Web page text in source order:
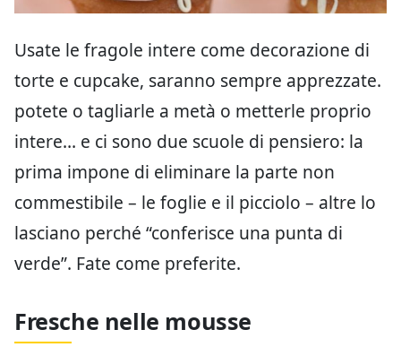
Usate le fragole intere come decorazione di
torte e cupcake, saranno sempre apprezzate.
potete o tagliarle a metà o metterle proprio
intere… e ci sono due scuole di pensiero: la
prima impone di eliminare la parte non
commestibile – le foglie e il picciolo – altre lo
lasciano perché “conferisce una punta di
verde”. Fate come preferite.
Fresche nelle mousse